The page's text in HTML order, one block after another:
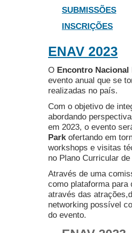
SUBMISSÕES
INSCRIÇÕES
ENAV 2023
O Encontro Nacional
evento anual que se
realizadas no país.
Com o objetivo de
abordando
em 2023, o evento
Parkofertando em
workshops e visitas
no Plano Curricular
Através de uma
como plataforma
através das
networking possível
do evento.